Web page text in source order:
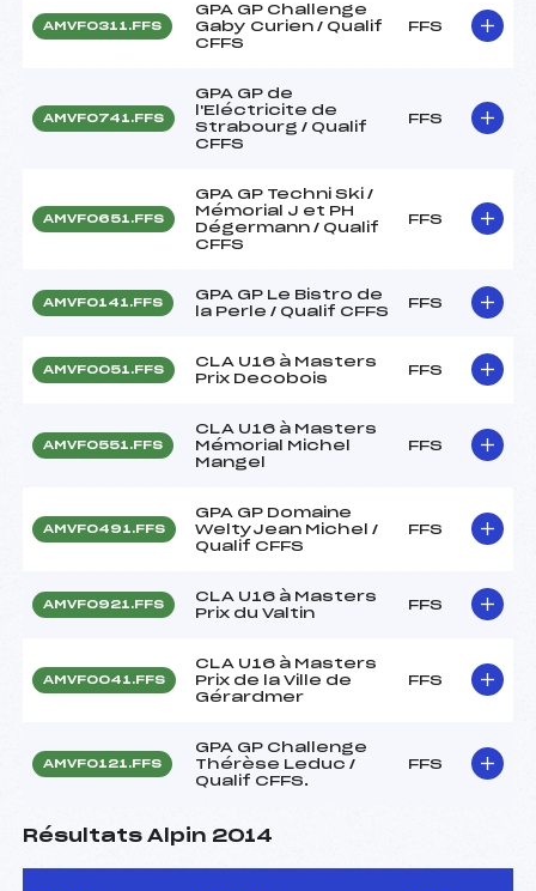
AMVF0311.FFS
GPA GP Challenge
Gaby Curien / Qualif
CFFS
FFS
AMVF0741.FFS
GPA GP de
l'Eléctricite de
Strabourg / Qualif
CFFS
FFS
AMVF0651.FFS
GPA GP Techni Ski /
Mémorial J et PH
Dégermann / Qualif
CFFS
FFS
AMVF0141.FFS
GPA GP Le Bistro de
la Perle / Qualif CFFS
FFS
AMVF0051.FFS
CLA U16 à Masters
Prix Decobois
FFS
AMVF0551.FFS
CLA U16 à Masters
Mémorial Michel
Mangel
FFS
AMVF0491.FFS
GPA GP Domaine
WeltyJean Michel /
Qualif CFFS
FFS
AMVF0921.FFS
CLA U16 à Masters
Prix du Valtin
FFS
AMVF0041.FFS
CLA U16 à Masters
Prix de la Ville de
Gérardmer
FFS
AMVF0121.FFS
GPA GP Challenge
Thérèse Leduc /
Qualif CFFS.
FFS
Résultats Alpin 2014